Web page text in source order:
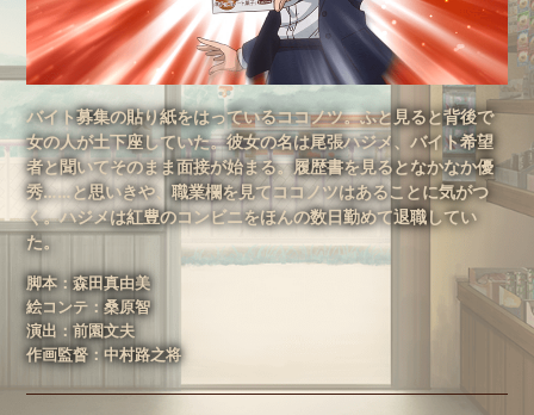
バイト募集の貼り紙をはっているココノツ。ふと見ると背後で
女の人が土下座していた。彼女の名は尾張ハジメ、バイト希望
者と聞いてそのまま面接が始まる。履歴書を見るとなかなか優
秀……と思いきや、職業欄を見てココノツはあることに気がつ
く。ハジメは紅豊のコンビニをほんの数日勤めて退職してい
た。
脚本：森田真由美
絵コンテ：桑原智
演出：前園文夫
作画監督：中村路之将